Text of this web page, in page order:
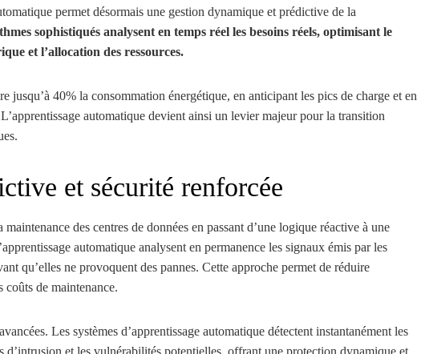
permet désormais une gestion dynamique et prédictive de la
sophistiqués analysent en temps réel les besoins réels, optimisant le
et l’allocation des ressources.
jusqu’à 40% la consommation énergétique, en anticipant les pics de charge et en
automatique devient ainsi un levier majeur pour la transition
et sécurité renforcée
des centres de données en passant d’une logique réactive à une
automatique analysent en permanence les signaux émis par les
qu’elles ne provoquent des pannes. Cette approche permet de réduire
coûts de maintenance.
Les systèmes d’apprentissage automatique détectent instantanément les
d’intrusion et les vulnérabilités potentielles, offrant une protection dynamique et